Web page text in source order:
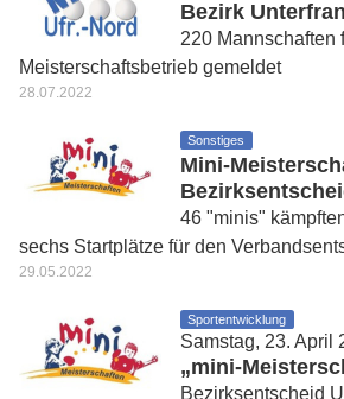
Bezirk
220 Mannschaften
Meisterschaftsbetrieb gemeldet
28.07.2022
Sonstiges
Mini-
46 "minis"
sechs Startplätze für den
29.05.2022
Sportentwicklung
Samstag, 23. April
„mini-
Bezirksentscheid